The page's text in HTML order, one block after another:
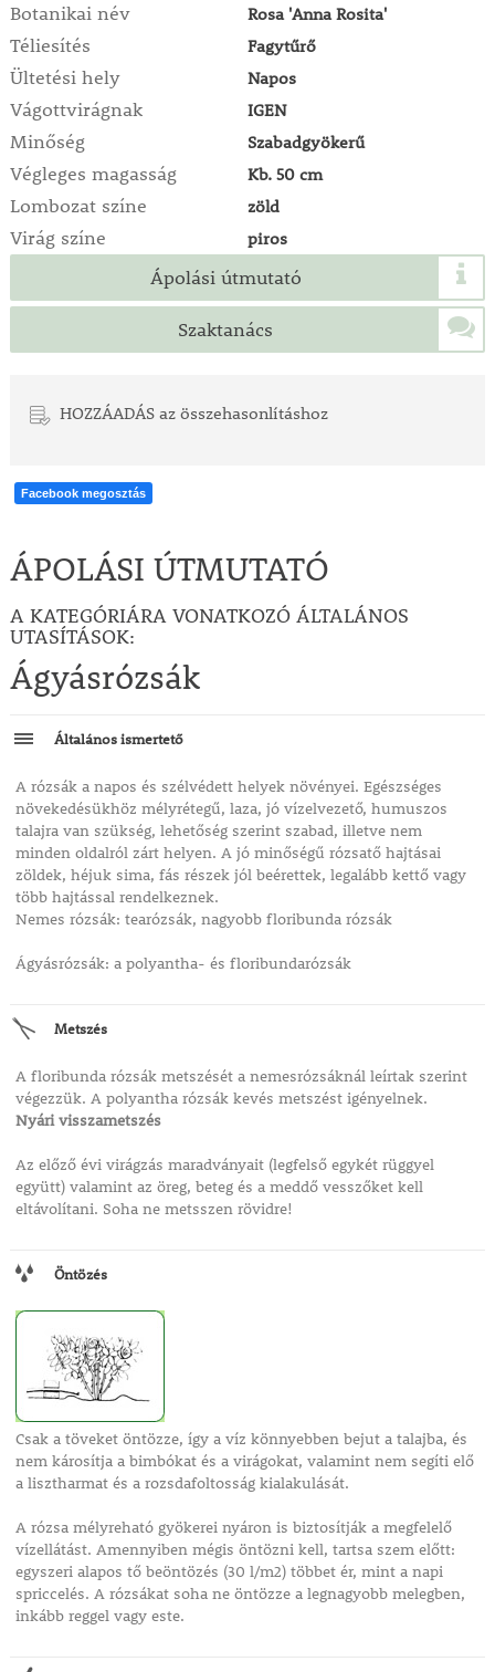
Botanikai név Rosa 'Anna Rosita'
Téliesítés Fagytűrő
Ültetési hely Napos
Vágottvirágnak IGEN
Minőség Szabadgyökerű
Végleges magasság Kb. 50 cm
Lombozat színe zöld
Virág színe piros
Ápolási útmutató
Szaktanács
HOZZÁADÁS az összehasonlításhoz
Facebook megosztás
ÁPOLÁSI ÚTMUTATÓ
A KATEGÓRIÁRA VONATKOZÓ ÁLTALÁNOS
UTASÍTÁSOK:
Ágyásrózsák
Általános ismertető
A rózsák a napos és szélvédett helyek növényei. Egészséges
növekedésükhöz mélyrétegű, laza, jó vízelvezető, humuszos
talajra van szükség, lehetőség szerint szabad, illetve nem
minden oldalról zárt helyen. A jó minőségű rózsatő hajtásai
zöldek, héjuk sima, fás részek jól beérettek, legalább kettő vagy
több hajtással rendelkeznek.
Nemes rózsák: tearózsák, nagyobb floribunda rózsák
Ágyásrózsák: a polyantha- és floribundarózsák
Metszés
A floribunda rózsák metszését a nemesrózsáknál leírtak szerint
végezzük. A polyantha rózsák kevés metszést igényelnek.
Nyári visszametszés
Az előző évi virágzás maradványait (legfelső egykét rüggyel
együtt) valamint az öreg, beteg és a meddő vesszőket kell
eltávolítani. Soha ne metsszen rövidre!
Öntözés
Csak a töveket öntözze, így a víz könnyebben bejut a talajba, és
nem károsítja a bimbókat és a virágokat, valamint nem segíti elő
a lisztharmat és a rozsdafoltosság kialakulását.
A rózsa mélyreható gyökerei nyáron is biztosítják a megfelelő
vízellátást. Amennyiben mégis öntözni kell, tartsa szem előtt:
egyszeri alapos tő beöntözés (30 l/m2) többet ér, mint a napi
spriccelés. A rózsákat soha ne öntözze a legnagyobb melegben,
inkább reggel vagy este.